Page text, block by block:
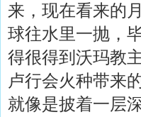
来，现在看来的
球往水里一抛，
得很得到沃玛教
卢行会火种带来
就像是披着一层